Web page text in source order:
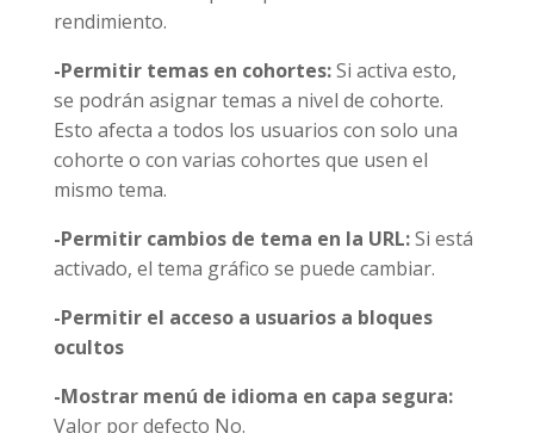
rendimiento.
-Permitir temas en cohortes:Si activa esto,
se podrán asignar temas a nivel de cohorte.
Esto afecta a todos los usuarios con solo una
cohorte o con varias cohortes que usen el
mismo tema.
-Permitir cambios de tema en la URL:Si está
activado, el tema gráfico se puede cambiar.
-Permitir el acceso a usuarios a bloques
ocultos
-Mostrar menú de idioma en capa segura:
Valor por defecto No.